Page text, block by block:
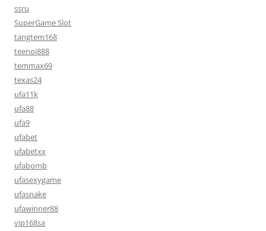
ssru
SuperGame Slot
tangtem168
teenoi888
temmax69
texas24
ufa11k
ufa88
ufa9
ufabet
ufabetxx
ufabomb
ufasexygame
ufasnake
ufawinner88
vip168sa